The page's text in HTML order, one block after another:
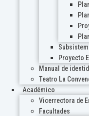
Proyecto
Manual de
Teatro La
Académico
Vicerrectora de
Facultades